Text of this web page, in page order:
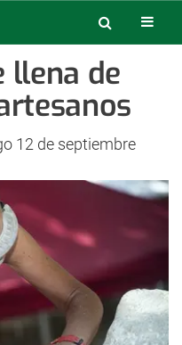
llena de
12 de septiembre